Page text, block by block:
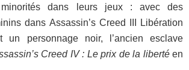
minorités dans leurs jeux : avec des
dans Assassin’s Creed III Libération
un personnage noir, l’ancien esclave
Creed IV : Le prix de la libertéen